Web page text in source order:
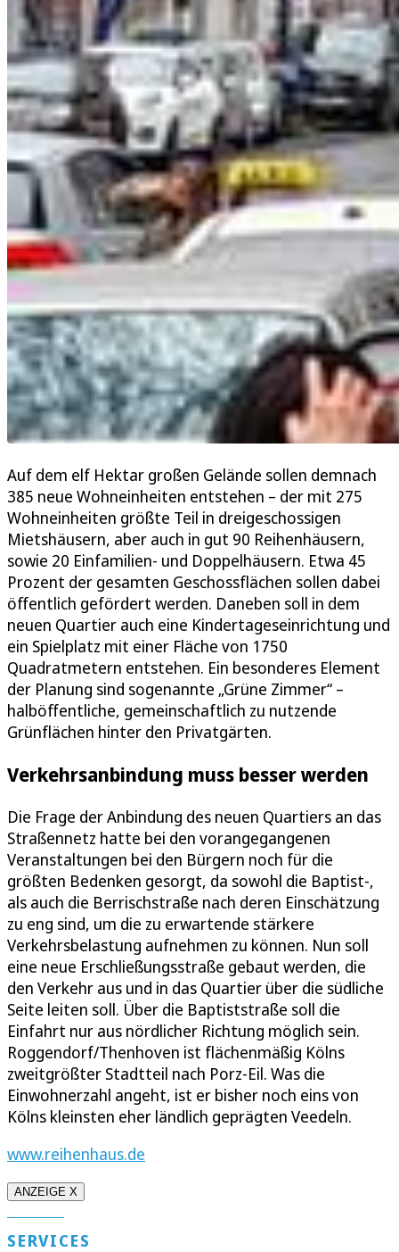
Auf dem elf Hektar großen Gelände sollen demnach
385 neue Wohneinheiten entstehen – der mit 275
Wohneinheiten größte Teil in dreigeschossigen
Mietshäusern, aber auch in gut 90 Reihenhäusern,
sowie 20 Einfamilien- und Doppelhäusern. Etwa 45
Prozent der gesamten Geschossflächen sollen dabei
öffentlich gefördert werden. Daneben soll in dem
neuen Quartier auch eine Kindertageseinrichtung und
ein Spielplatz mit einer Fläche von 1750
Quadratmetern entstehen. Ein besonderes Element
der Planung sind sogenannte „Grüne Zimmer“ –
halböffentliche, gemeinschaftlich zu nutzende
Grünflächen hinter den Privatgärten.
Verkehrsanbindung muss besser werden
Die Frage der Anbindung des neuen Quartiers an das
Straßennetz hatte bei den vorangegangenen
Veranstaltungen bei den Bürgern noch für die
größten Bedenken gesorgt, da sowohl die Baptist-,
als auch die Berrischstraße nach deren Einschätzung
zu eng sind, um die zu erwartende stärkere
Verkehrsbelastung aufnehmen zu können. Nun soll
eine neue Erschließungsstraße gebaut werden, die
den Verkehr aus und in das Quartier über die südliche
Seite leiten soll. Über die Baptiststraße soll die
Einfahrt nur aus nördlicher Richtung möglich sein.
Roggendorf/Thenhoven ist flächenmäßig Kölns
zweitgrößter Stadtteil nach Porz-Eil. Was die
Einwohnerzahl angeht, ist er bisher noch eins von
Kölns kleinsten eher ländlich geprägten Veedeln.
www.reihenhaus.de
ANZEIGE X
SERVICES